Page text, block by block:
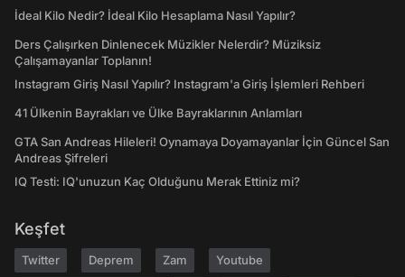
İdeal Kilo Nedir? İdeal Kilo Hesaplama Nasıl Yapılır?
Ders Çalışırken Dinlenecek Müzikler Nelerdir? Müziksiz
Çalışamayanlar Toplanın!
Instagram Giriş Nasıl Yapılır? Instagram'a Giriş İşlemleri Rehberi
41 Ülkenin Bayrakları ve Ülke Bayraklarının Anlamları
GTA San Andreas Hileleri! Oynamaya Doyamayanlar İçin Güncel San
Andreas Şifreleri
IQ Testi: IQ'unuzun Kaç Olduğunu Merak Ettiniz mi?
Keşfet
Twitter Deprem Zam Youtube